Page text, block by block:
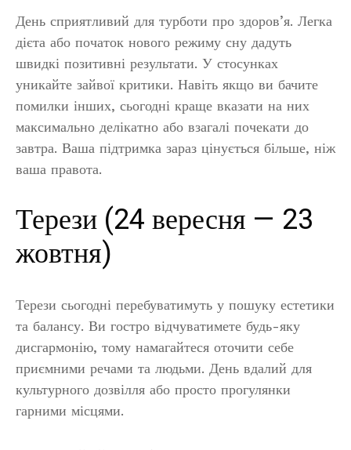
День сприятливий для турботи про здоров’я. Легка
дієта або початок нового режиму сну дадуть
швидкі позитивні результати. У стосунках
уникайте зайвої критики. Навіть якщо ви бачите
помилки інших, сьогодні краще вказати на них
максимально делікатно або взагалі почекати до
завтра. Ваша підтримка зараз цінується більше, ніж
ваша правота.
Терези (24 вересня — 23
жовтня)
Терези сьогодні перебуватимуть у пошуку естетики
та балансу. Ви гостро відчуватимете будь-яку
дисгармонію, тому намагайтеся оточити себе
приємними речами та людьми. День вдалий для
культурного дозвілля або просто прогулянки
гарними місцями.